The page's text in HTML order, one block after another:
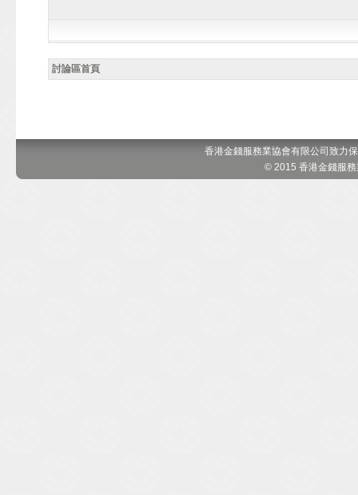
討論區首頁
香港金錢服務業協會有限公司致力
© 2015 香港金錢服